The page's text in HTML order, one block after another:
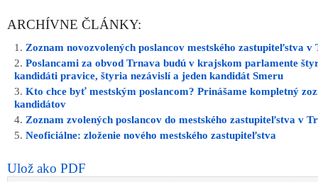
ARCHÍVNE ČLÁNKY:
Zoznam novozvolených poslancov mestského zastupiteľstva v
Poslancami za obvod Trnava budú v krajskom parlamente
kandidáti pravice, štyria nezávislí a jeden kandidát Smeru
Kto chce byť mestským poslancom? Prinášame kompletný
kandidátov
Zoznam zvolených poslancov do mestského zastupiteľstva v
Neoficiálne: zloženie nového mestského zastupiteľstva
Ulož ako PDF